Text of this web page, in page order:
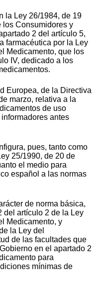
la Ley 26/1984, de 19
los Consumidores y
2 del artículo 5,
farmacéutica por la Ley
Medicamento, que los
IV, dedicado a los
Europea, de la Directiva
marzo, relativa a la
de uso
antes
pues, tanto como
25/1990, de 20 de
el medio para
español a las normas
de norma básica,
del artículo 2 de la Ley
Medicamento, y
la Ley del
de las facultades que
en el apartado 2
para
mínimas de